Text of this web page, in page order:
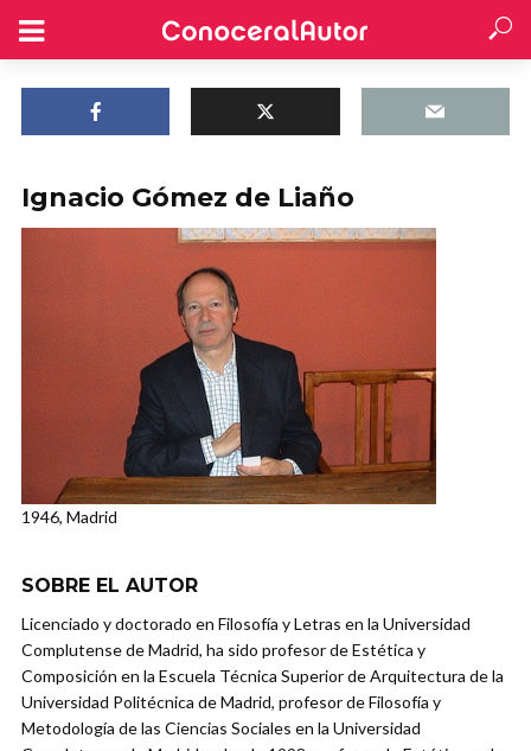
Ignacio Gómez de Liaño
1946, Madrid
SOBRE EL AUTOR
Licenciado y doctorado en Filosofía y Letras en la Universidad
Complutense de Madrid, ha sido profesor de Estética y
Composición en la Escuela Técnica Superior de Arquitectura de la
Universidad Politécnica de Madrid, profesor de Filosofía y
Metodología de las Ciencias Sociales en la Universidad